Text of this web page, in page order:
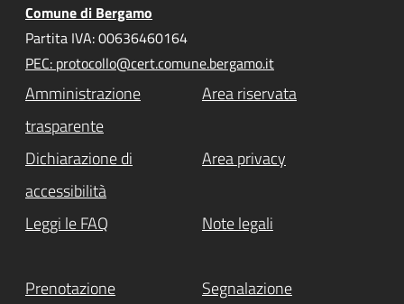
Comune di Bergamo
Partita IVA: 00636460164
PEC: protocollo@cert.comune.bergamo.it
Amministrazione
trasparente
Area riservata
Dichiarazione di
accessibilità
Area privacy
Leggi le FAQ Note legali
Prenotazione Segnalazione